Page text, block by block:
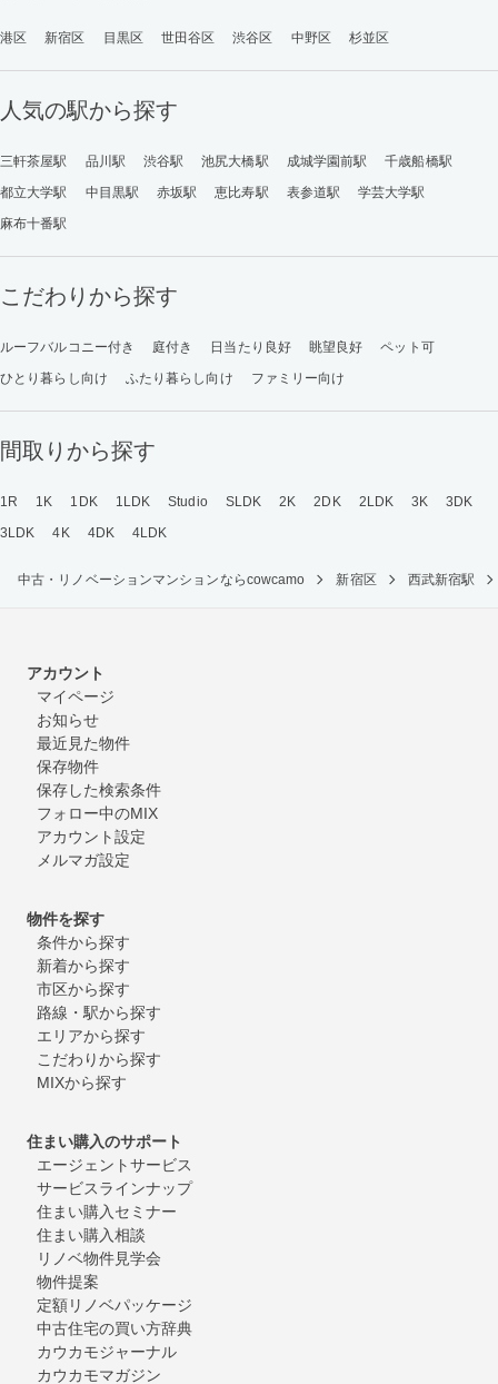
港区 新宿区 目黒区 世田谷区 渋谷区 中野区 杉並区
人気の駅から探す
三軒茶屋駅 品川駅 渋谷駅 池尻大橋駅 成城学園前駅
千歳船橋駅
都立大学駅
中目黒駅 赤坂駅 恵比寿駅 表参道駅
学芸大学駅
麻布十番駅
こだわりから探す
ルーフバルコニー付き 庭付き 日当たり良好 眺望良好
ペット可
ひとり暮らし向け
ふたり暮らし向け ファミリー向け
間取りから探す
1R 1K 1DK 1LDK Studio SLDK 2K 2DK 2LDK 3K
3DK
3LDK
4K 4DK 4LDK
中古・リノベーションマンションならcowcamo 新宿区 西武新宿駅
アカウント
マイページ
お知らせ
最近見た物件
保存物件
保存した検索条件
フォロー中のMIX
アカウント設定
メルマガ設定
物件を探す
条件から探す
新着から探す
市区から探す
路線・駅から探す
エリアから探す
こだわりから探す
MIXから探す
住まい購入のサポート
エージェントサービス
サービスラインナップ
住まい購入セミナー
住まい購入相談
リノベ物件見学会
物件提案
定額リノベパッケージ
中古住宅の買い方辞典
カウカモジャーナル
カウカモマガジン